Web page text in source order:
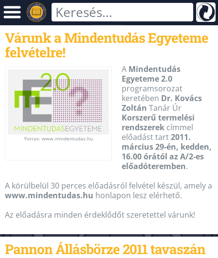
Várunk a Mindentudás Egyeteme
felvételre!
Forras: www.mindentudas.hu
A Mindentudás
Egyeteme 2.0
programsorozat
keretében Dr. Kovács
Zoltán Tanár Úr
Korszerű termelési
rendszerek címmel
előadást tart2011.
március 29-én, kedden,
16.00 órától az A/2-es
előadóteremben.
A körülbelül 30 perces előadásról felvétel készül, amely a
www.mindentudas.hu honlapon lesz elérhető.
Az előadásra minden érdeklődőt szeretettel várunk!
Pannon Állásbörze 2011 tavaszán